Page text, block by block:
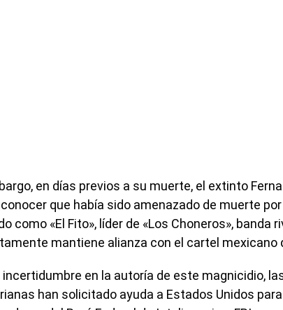
en días previos a su muerte, el extinto
que había sido amenazado de muerte
como «El Fito», líder de «Los Choneros», banda
mantiene alianza con el cartel mexicano
en la autoría de este magnicidio,
han solicitado ayuda a Estados Unidos